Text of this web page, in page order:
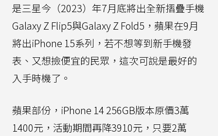
是三星今（2023）年7月底將出全新摺疊手機
Galaxy Z Flip5與Galaxy Z Fold5，蘋果在9月
將出iPhone 15系列，若不想等到新手機發
表、又想撿便宜的民眾，這次可說是最好的
入手時機了。
蘋果部份，iPhone 14 256GB版本原價3萬
1400元，活動期間再降3910元，只要2萬